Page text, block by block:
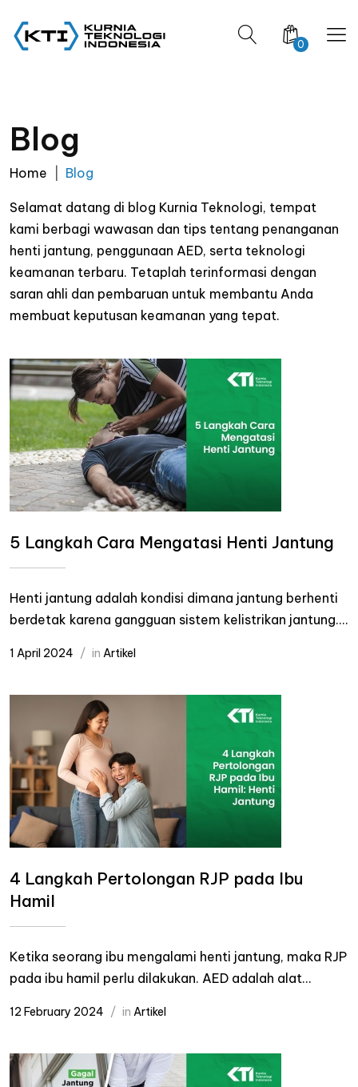
0
Blog
Home Blog
Selamat datang di blog Kurnia Teknologi, tempat
kami berbagi wawasan dan tips tentang penanganan
henti jantung, penggunaan AED, serta teknologi
keamanan terbaru. Tetaplah terinformasi dengan
saran ahli dan pembaruan untuk membantu Anda
membuat keputusan keamanan yang tepat.
5 Langkah Cara Mengatasi Henti Jantung
Henti jantung adalah kondisi dimana jantung berhenti
berdetak karena gangguan sistem kelistrikan jantung....
1 April 2024 in Artikel
4 Langkah Pertolongan RJP pada Ibu
Hamil
Ketika seorang ibu mengalami henti jantung, maka RJP
pada ibu hamil perlu dilakukan. AED adalah alat...
12 February 2024 in Artikel